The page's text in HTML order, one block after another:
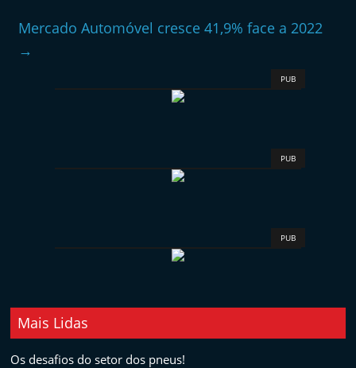
Mercado Automóvel cresce 41,9% face a 2022
→
PUB
PUB
PUB
Mais Lidas
Os desafios do setor dos pneus!